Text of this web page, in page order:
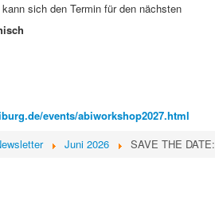
sich den Termin für den nächsten
events/abiworkshop2027.html
Juni 2026 SAVE THE DATE: